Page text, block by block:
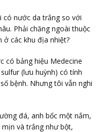
nước da trắng so với
Phải chăng ngoài thuộc
ở các khu địa nhiệt?
có bảng hiệu Medecine
(lưu huỳnh) có tính
bệnh. Nhưng tôi vẫn nghi
đá, anh bốc một nắm,
và trắng như bột,